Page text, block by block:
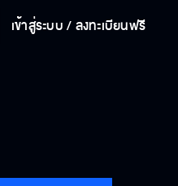
เข้าสู่ระบบ / ลงทะเบียนฟรี